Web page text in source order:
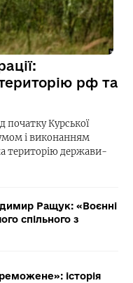
рф та
початку Курської
і виконанням
територію держави-
Ращук: «Воєнні
спільного з
історія